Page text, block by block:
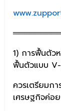
1) การฟื้นตัว
ฟื้นตัวแบบ
ควรเตรียมก
เศรษฐกิจค่อ